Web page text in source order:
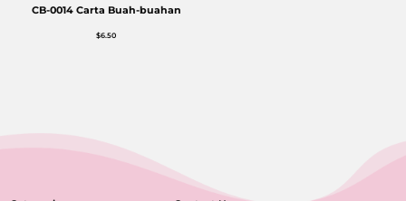
CB-0014 Carta Buah-buahan
$6.50